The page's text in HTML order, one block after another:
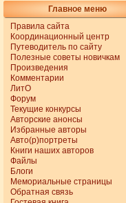
Главное меню
Правила сайта
Координационный центр
Путеводитель по сайту
Полезные советы новичкам
Произведения
Комментарии
ЛитО
Форум
Текущие конкурсы
Авторские анонсы
Избранные авторы
Авто(р)портреты
Книги наших авторов
Файлы
Блоги
Мемориальные страницы
Обратная связь